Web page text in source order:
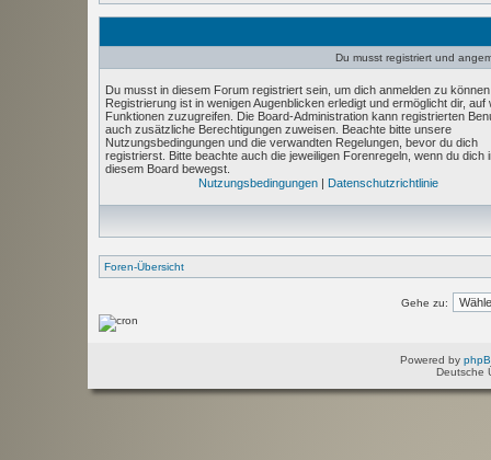
Du musst registriert und
Du musst in diesem Forum registriert sein, um dich anmelden zu
Registrierung ist in wenigen Augenblicken erledigt und ermöglicht dir, auf
Funktionen zuzugreifen. Die Board-Administration kann registrierten
auch zusätzliche Berechtigungen zuweisen. Beachte bitte unsere
Nutzungsbedingungen und die verwandten Regelungen, bevor du dich
registrierst. Bitte beachte auch die jeweiligen Forenregeln, wenn du dich
diesem Board bewegst.
Nutzungsbedingungen| Datenschutzrichtlinie
Foren-Übersicht
Gehe zu:
Powered by
Deutsche